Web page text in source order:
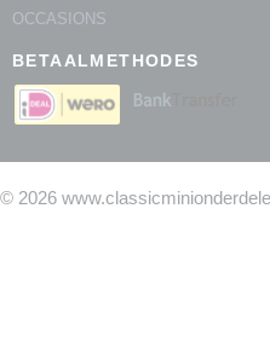
OCCASIONS
BETAALMETHODES
© 2026